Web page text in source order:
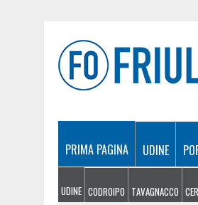
PRIMA PAGINA UDINE
UDINE CODROIPO TAVAGNACCO